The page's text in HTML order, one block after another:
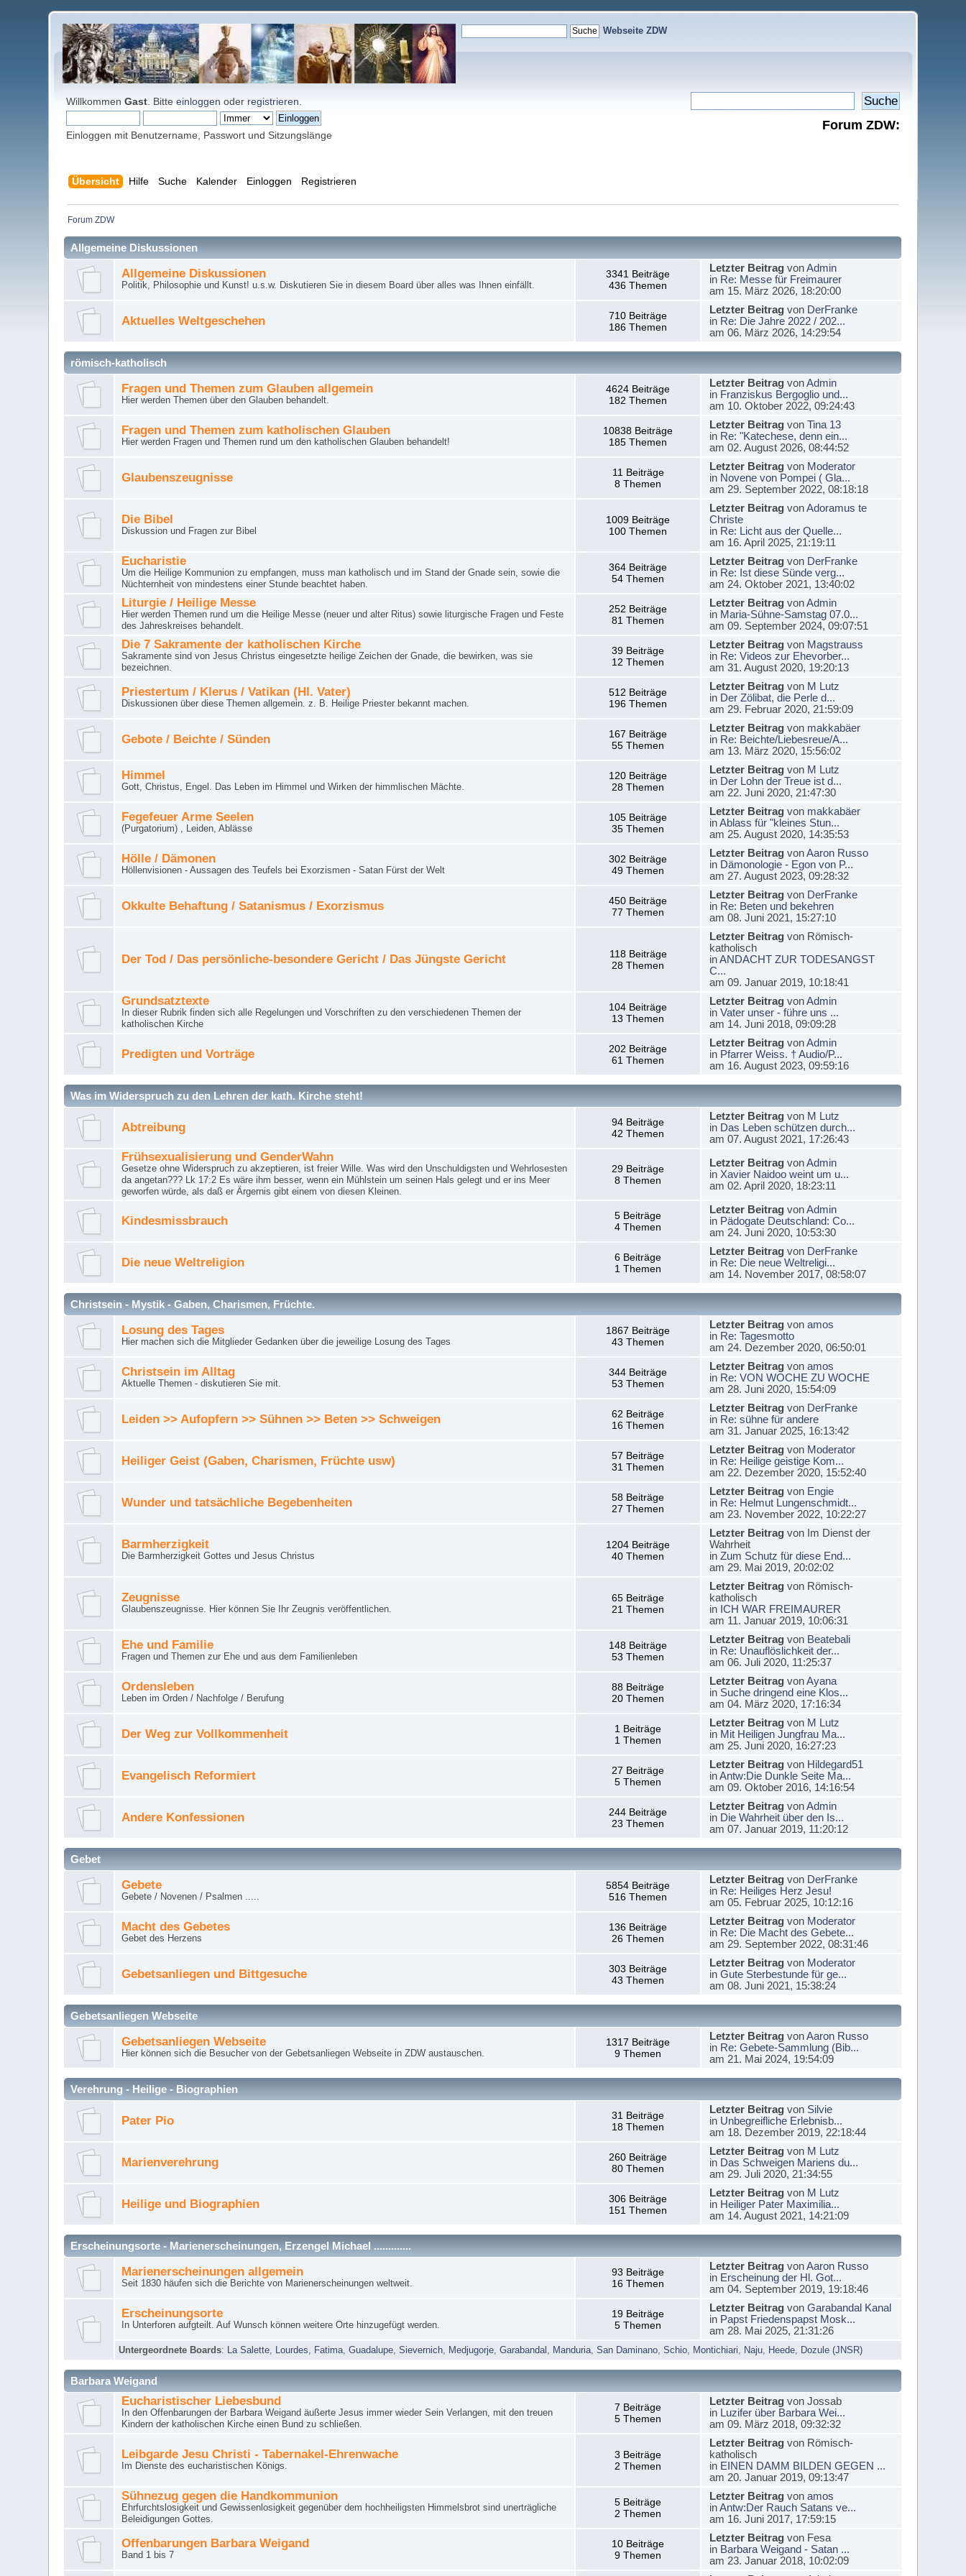
Webseite ZDW
WillkommenGast . Bitteeinloggen oder registrieren
Einloggen mit Benutzername, Passwort und Sitzungslänge
Forum ZDW:
Übersicht Hilfe Suche Kalender Einloggen Registrieren
Forum ZDW
Allgemeine Diskussionen
Allgemeine Diskussionen
Politik, Philosophie und Kunst! u.s.w. Diskutieren Sie in diesem Board über alles was Ihnen einfällt.
3341 Beiträge
436 Themen
Letzter BeitragvonAdmin
in Re: Messe für Freimaurer
am 15. März 2026, 18:20:00
Aktuelles Weltgeschehen
710 Beiträge
186 Themen
Letzter Beitragvon DerFranke
in Re: Die Jahre 2022 / 202...
am 06. März 2026, 14:29:54
römisch-katholisch
Fragen und Themen zum Glauben allgemein
Hier werden Themen über den Glauben behandelt.
4624 Beiträge
182 Themen
Letzter BeitragvonAdmin
in Franziskus Bergoglio und...
am 10. Oktober 2022, 09:24:43
Fragen und Themen zum katholischen Glauben
Hier werden Fragen und Themen rund um den katholischen Glauben behandelt!
10838 Beiträge
185 Themen
Letzter Beitragvon Tina 13
in Re: "Katechese, denn ein...
am 02. August 2026, 08:44:52
Glaubenszeugnisse
11 Beiträge
8 Themen
Letzter Beitragvon Moderator
in Novene von Pompei ( Gla...
am 29. September 2022, 08:18:18
Die Bibel
Diskussion und Fragen zur Bibel
1009 Beiträge
100 Themen
Letzter BeitragvonAdoramus te
Christe
in Re: Licht aus der Quelle...
am 16. April 2025, 21:19:11
Eucharistie
Um die Heilige Kommunion zu empfangen, muss man katholisch und im Stand der Gnade sein, sowie die
Nüchternheit von mindestens einer Stunde beachtet haben.
364 Beiträge
54 Themen
Letzter Beitragvon DerFranke
in Re: Ist diese Sünde verg...
am 24. Oktober 2021, 13:40:02
Liturgie / Heilige Messe
Hier werden Themen rund um die Heilige Messe (neuer und alter Ritus) sowie liturgische Fragen und Feste
des Jahreskreises behandelt.
252 Beiträge
81 Themen
Letzter BeitragvonAdmin
in Maria-Sühne-Samstag 07.0...
am 09. September 2024, 09:07:51
Die 7 Sakramente der katholischen Kirche
Sakramente sind von Jesus Christus eingesetzte heilige Zeichen der Gnade, die bewirken, was sie
bezeichnen.
39 Beiträge
12 Themen
Letzter Beitragvon Magstrauss
in Re: Videos zur Ehevorber...
am 31. August 2020, 19:20:13
Priestertum / Klerus / Vatikan (Hl. Vater)
Diskussionen über diese Themen allgemein. z. B. Heilige Priester bekannt machen.
512 Beiträge
196 Themen
Letzter Beitragvon M Lutz
in Der Zölibat, die Perle d...
am 29. Februar 2020, 21:59:09
Gebote / Beichte / Sünden
167 Beiträge
55 Themen
Letzter Beitragvon makkabäer
in Re: Beichte/Liebesreue/A...
am 13. März 2020, 15:56:02
Himmel
Gott, Christus, Engel. Das Leben im Himmel und Wirken der himmlischen Mächte.
120 Beiträge
28 Themen
Letzter Beitragvon M Lutz
in Der Lohn der Treue ist d...
am 22. Juni 2020, 21:47:30
Fegefeuer Arme Seelen
(Purgatorium) , Leiden, Ablässe
105 Beiträge
35 Themen
Letzter Beitragvon makkabäer
inAblass für "kleines Stun...
am 25. August 2020, 14:35:53
Hölle / Dämonen
Höllenvisionen - Aussagen des Teufels bei Exorzismen - Satan Fürst der Welt
302 Beiträge
49 Themen
Letzter BeitragvonAaron Russo
in Dämonologie - Egon von P...
am 27. August 2023, 09:28:32
Okkulte Behaftung / Satanismus / Exorzismus
450 Beiträge
77 Themen
Letzter Beitragvon DerFranke
in Re: Beten und bekehren
am 08. Juni 2021, 15:27:10
Der Tod / Das persönliche-besondere Gericht / Das Jüngste Gericht
118 Beiträge
28 Themen
Letzter Beitragvon Römisch-
katholisch
inANDACHT ZUR TODESANGST
C...
am 09. Januar 2019, 10:18:41
Grundsatztexte
In dieser Rubrik finden sich alle Regelungen und Vorschriften zu den verschiedenen Themen der
katholischen Kirche
104 Beiträge
13 Themen
Letzter BeitragvonAdmin
in Vater unser - führe uns ...
am 14. Juni 2018, 09:09:28
Predigten und Vorträge
202 Beiträge
61 Themen
Letzter BeitragvonAdmin
in Pfarrer Weiss. † Audio/P...
am 16. August 2023, 09:59:16
Was im Widerspruch zu den Lehren der kath. Kirche steht!
Abtreibung
94 Beiträge
42 Themen
Letzter Beitragvon M Lutz
in Das Leben schützen durch...
am 07. August 2021, 17:26:43
Frühsexualisierung und GenderWahn
Gesetze ohne Widerspruch zu akzeptieren, ist freier Wille. Was wird den Unschuldigsten und Wehrlosesten
da angetan??? Lk 17:2 Es wäre ihm besser, wenn ein Mühlstein um seinen Hals gelegt und er ins Meer
geworfen würde, als daß er Ärgernis gibt einem von diesen Kleinen.
29 Beiträge
8 Themen
Letzter BeitragvonAdmin
in Xavier Naidoo weint um u...
am 02. April 2020, 18:23:11
Kindesmissbrauch
5 Beiträge
4 Themen
Letzter BeitragvonAdmin
in Pädogate Deutschland: Co...
am 24. Juni 2020, 10:53:30
Die neue Weltreligion
6 Beiträge
1 Themen
Letzter Beitragvon DerFranke
in Re: Die neue Weltreligi...
am 14. November 2017, 08:58:07
Christsein - Mystik - Gaben, Charismen, Früchte.
Losung des Tages
Hier machen sich die Mitglieder Gedanken über die jeweilige Losung des Tages
1867 Beiträge
43 Themen
Letzter Beitragvon amos
in Re: Tagesmotto
am 24. Dezember 2020, 06:50:01
Christsein im Alltag
Aktuelle Themen - diskutieren Sie mit.
344 Beiträge
53 Themen
Letzter Beitragvon amos
in Re: VON WOCHE ZU WOCHE
am 28. Juni 2020, 15:54:09
Leiden >> Aufopfern >> Sühnen >> Beten >> Schweigen
62 Beiträge
16 Themen
Letzter Beitragvon DerFranke
in Re: sühne für andere
am 31. Januar 2025, 16:13:42
Heiliger Geist (Gaben, Charismen, Früchte usw)
57 Beiträge
31 Themen
Letzter Beitragvon Moderator
in Re: Heilige geistige Kom...
am 22. Dezember 2020, 15:52:40
Wunder und tatsächliche Begebenheiten
58 Beiträge
27 Themen
Letzter Beitragvon Engie
in Re: Helmut Lungenschmidt...
am 23. November 2022, 10:22:27
Barmherzigkeit
Die Barmherzigkeit Gottes und Jesus Christus
1204 Beiträge
40 Themen
Letzter Beitragvon Im Dienst der
Wahrheit
in Zum Schutz für diese End...
am 29. Mai 2019, 20:02:02
Zeugnisse
Glaubenszeugnisse. Hier können Sie Ihr Zeugnis veröffentlichen.
65 Beiträge
21 Themen
Letzter Beitragvon Römisch-
katholisch
in ICH WAR FREIMAURER
am 11. Januar 2019, 10:06:31
Ehe und Familie
Fragen und Themen zur Ehe und aus dem Familienleben
148 Beiträge
53 Themen
Letzter Beitragvon Beatebali
in Re: Unauflöslichkeit der...
am 06. Juli 2020, 11:25:37
Ordensleben
Leben im Orden / Nachfolge / Berufung
88 Beiträge
20 Themen
Letzter BeitragvonAyana
in Suche dringend eine Klos...
am 04. März 2020, 17:16:34
Der Weg zur Vollkommenheit
1 Beiträge
1 Themen
Letzter Beitragvon M Lutz
in Mit Heiligen Jungfrau Ma...
am 25. Juni 2020, 16:27:23
Evangelisch Reformiert
27 Beiträge
5 Themen
Letzter Beitragvon Hildegard51
inAntw:Die Dunkle Seite Ma...
am 09. Oktober 2016, 14:16:54
Andere Konfessionen
244 Beiträge
23 Themen
Letzter BeitragvonAdmin
in Die Wahrheit über den Is...
am 07. Januar 2019, 11:20:12
Gebet
Gebete
Gebete / Novenen / Psalmen .....
5854 Beiträge
516 Themen
Letzter Beitragvon DerFranke
in Re: Heiliges Herz Jesu!
am 05. Februar 2025, 10:12:16
Macht des Gebetes
Gebet des Herzens
136 Beiträge
26 Themen
Letzter Beitragvon Moderator
in Re: Die Macht des Gebete...
am 29. September 2022, 08:31:46
Gebetsanliegen und Bittgesuche
303 Beiträge
43 Themen
Letzter Beitragvon Moderator
in Gute Sterbestunde für ge...
am 08. Juni 2021, 15:38:24
Gebetsanliegen Webseite
Gebetsanliegen Webseite
Hier können sich die Besucher von der Gebetsanliegen Webseite in ZDW austauschen.
1317 Beiträge
9 Themen
Letzter BeitragvonAaron Russo
in Re: Gebete-Sammlung (Bib...
am 21. Mai 2024, 19:54:09
Verehrung - Heilige - Biographien
Pater Pio
31 Beiträge
18 Themen
Letzter Beitragvon Silvie
in Unbegreifliche Erlebnisb...
am 18. Dezember 2019, 22:18:44
Marienverehrung
260 Beiträge
80 Themen
Letzter Beitragvon M Lutz
in Das Schweigen Mariens du...
am 29. Juli 2020, 21:34:55
Heilige und Biographien
306 Beiträge
151 Themen
Letzter Beitragvon M Lutz
in Heiliger Pater Maximilia...
am 14. August 2021, 14:21:09
Erscheinungsorte - Marienerscheinungen, Erzengel Michael .............
Marienerscheinungen allgemein
Seit 1830 häufen sich die Berichte von Marienerscheinungen weltweit.
93 Beiträge
16 Themen
Letzter BeitragvonAaron Russo
in Erscheinung der Hl. Got...
am 04. September 2019, 19:18:46
Erscheinungsorte
In Unterforen aufgteilt. Auf Wunsch können weitere Orte hinzugefügt werden.
19 Beiträge
5 Themen
Letzter Beitragvon Garabandal Kanal
in Papst Friedenspapst Mosk...
am 28. Mai 2025, 21:31:26
Untergeordnete Boards: La Salette Lourdes Fatima ,Guadalupe ,Sievernich Medjugorje ,Garabandal Manduria ,San Daminano ,Schio Montichiari Naju Heede Dozule (JNSR)
Barbara Weigand
Eucharistischer Liebesbund
In den Offenbarungen der Barbara Weigand äußerte Jesus immer wieder Sein Verlangen, mit den treuen
Kindern der katholischen Kirche einen Bund zu schließen.
7 Beiträge
5 Themen
Letzter Beitragvon Jossab
in Luzifer über Barbara Wei...
am 09. März 2018, 09:32:32
Leibgarde Jesu Christi - Tabernakel-Ehrenwache
Im Dienste des eucharistischen Königs.
3 Beiträge
2 Themen
Letzter Beitragvon Römisch-
katholisch
in EINEN DAMM BILDEN GEGEN ...
am 20. Januar 2019, 09:13:47
Sühnezug gegen die Handkommunion
Ehrfurchtslosigkeit und Gewissenlosigkeit gegenüber dem hochheiligsten Himmelsbrot sind unerträgliche
Beleidigungen Gottes.
5 Beiträge
2 Themen
Letzter Beitragvon amos
inAntw:Der Rauch Satans ve...
am 16. Juni 2017, 17:59:15
Offenbarungen Barbara Weigand
Band 1 bis 7
10 Beiträge
9 Themen
Letzter Beitragvon Fesa
in Barbara Weigand - Satan ...
am 23. Januar 2018, 10:02:09